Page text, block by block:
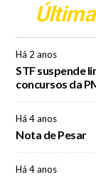
Há 2 anos
STF suspende
concursos da
Há 4 anos
Nota de Pesar
Há 4 anos